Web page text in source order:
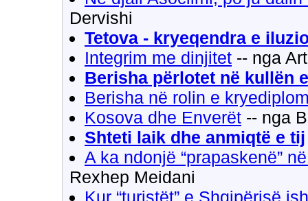
Dervishi
Tetova - kryeqendra e
Integrim me dinjitet -- nga
Berisha përlotet në kullën
Berisha në rolin e
Kosova dhe Enverët -- nga
Shteti laik dhe anmiqtë e tij
A ka ndonjë “prapaskenë”
Rexhep Meidani
Kur “turistët” e Shqipërisë